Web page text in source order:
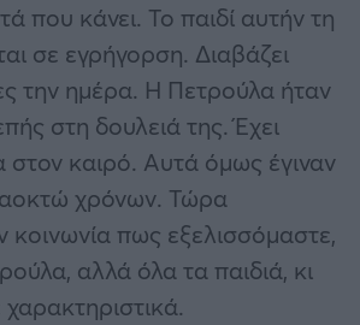
που κάνει. Το παιδί αυτήν τη
σε εγρήγορση. Διαβάζει
την ημέρα. Η Πετρούλα ήταν
στη δουλειά της. Έχει
στον καιρό. Αυτά όμως έγιναν
χρόνων. Τώρα
κοινωνία πως εξελισσόμαστε,
αλλά όλα τα παιδιά, κι